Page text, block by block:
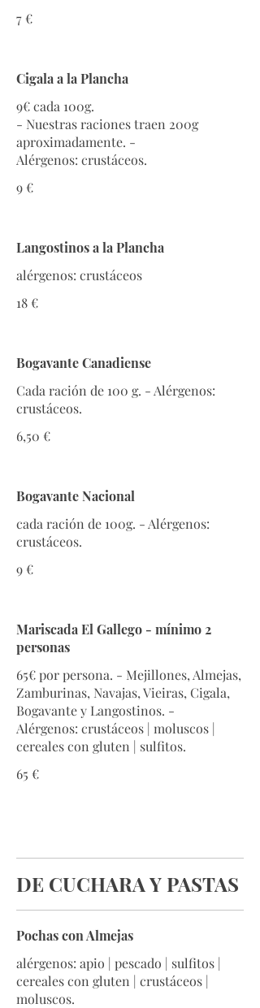
7 €
Cigala a la Plancha
9€ cada 100g.
- Nuestras raciones traen 200g
aproximadamente. -
Alérgenos: crustáceos.
9 €
Langostinos a la Plancha
alérgenos: crustáceos
18 €
Bogavante Canadiense
Cada ración de 100 g. - Alérgenos:
crustáceos.
6,50 €
Bogavante Nacional
cada ración de 100g. - Alérgenos:
crustáceos.
9 €
Mariscada El Gallego - mínimo 2
personas
65€ por persona. - Mejillones, Almejas,
Zamburinas, Navajas, Vieiras, Cigala,
Bogavante y Langostinos. -
Alérgenos: crustáceos | moluscos |
cereales con gluten | sulfitos.
65 €
DE CUCHARA Y PASTAS
Pochas con Almejas
alérgenos: apio | pescado | sulfitos |
cereales con gluten | crustáceos |
moluscos.